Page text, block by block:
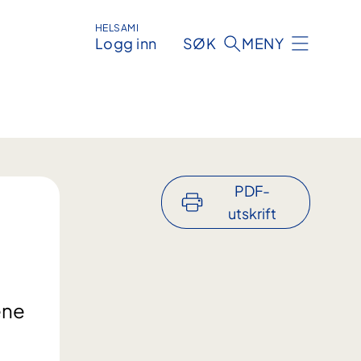
HELSAMI
Logg inn SØK MENY
PDF-
utskrift